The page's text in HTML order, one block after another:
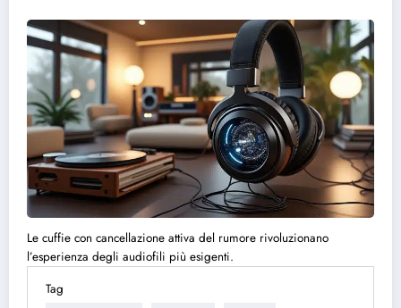
Le cuffie con cancellazione attiva del rumore rivoluzionano
l’esperienza degli audiofili più esigenti.
Tag